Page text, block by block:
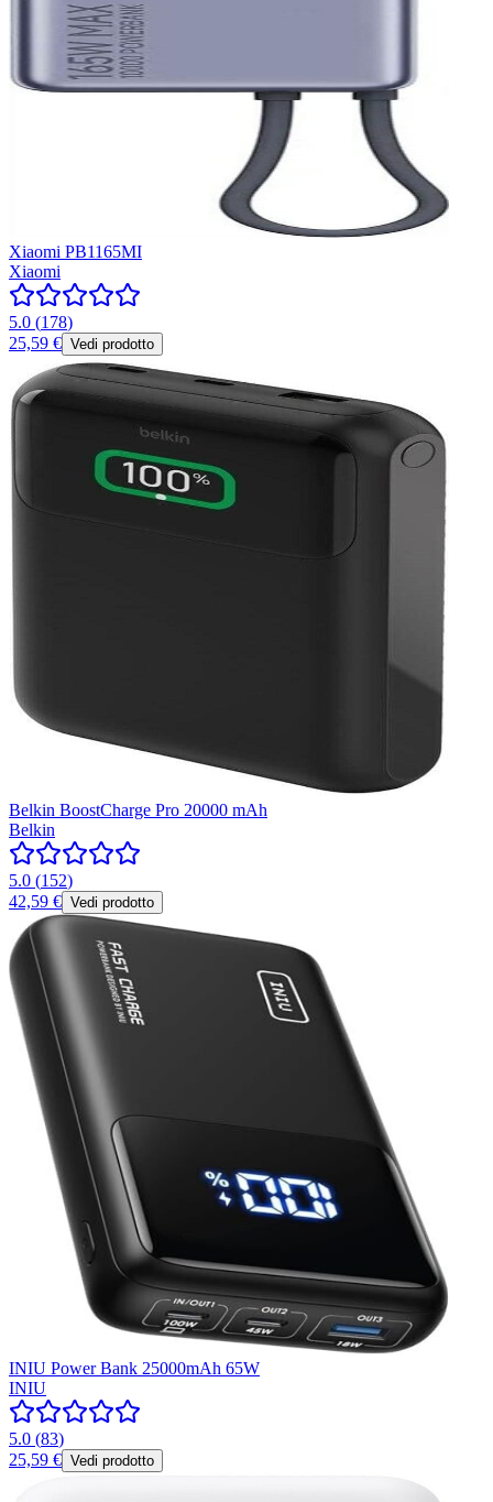
Xiaomi PB1165MI
Xiaomi
5.0 (178)
25,59 € Vedi prodotto
Belkin BoostCharge Pro 20000 mAh
Belkin
5.0 (152)
42,59 € Vedi prodotto
INIU Power Bank 25000mAh 65W
INIU
5.0 (83)
25,59 € Vedi prodotto